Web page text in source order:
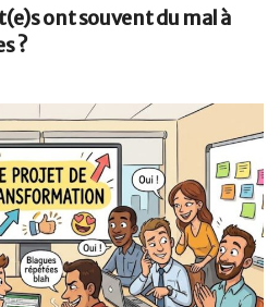
ont souvent du mal à
?